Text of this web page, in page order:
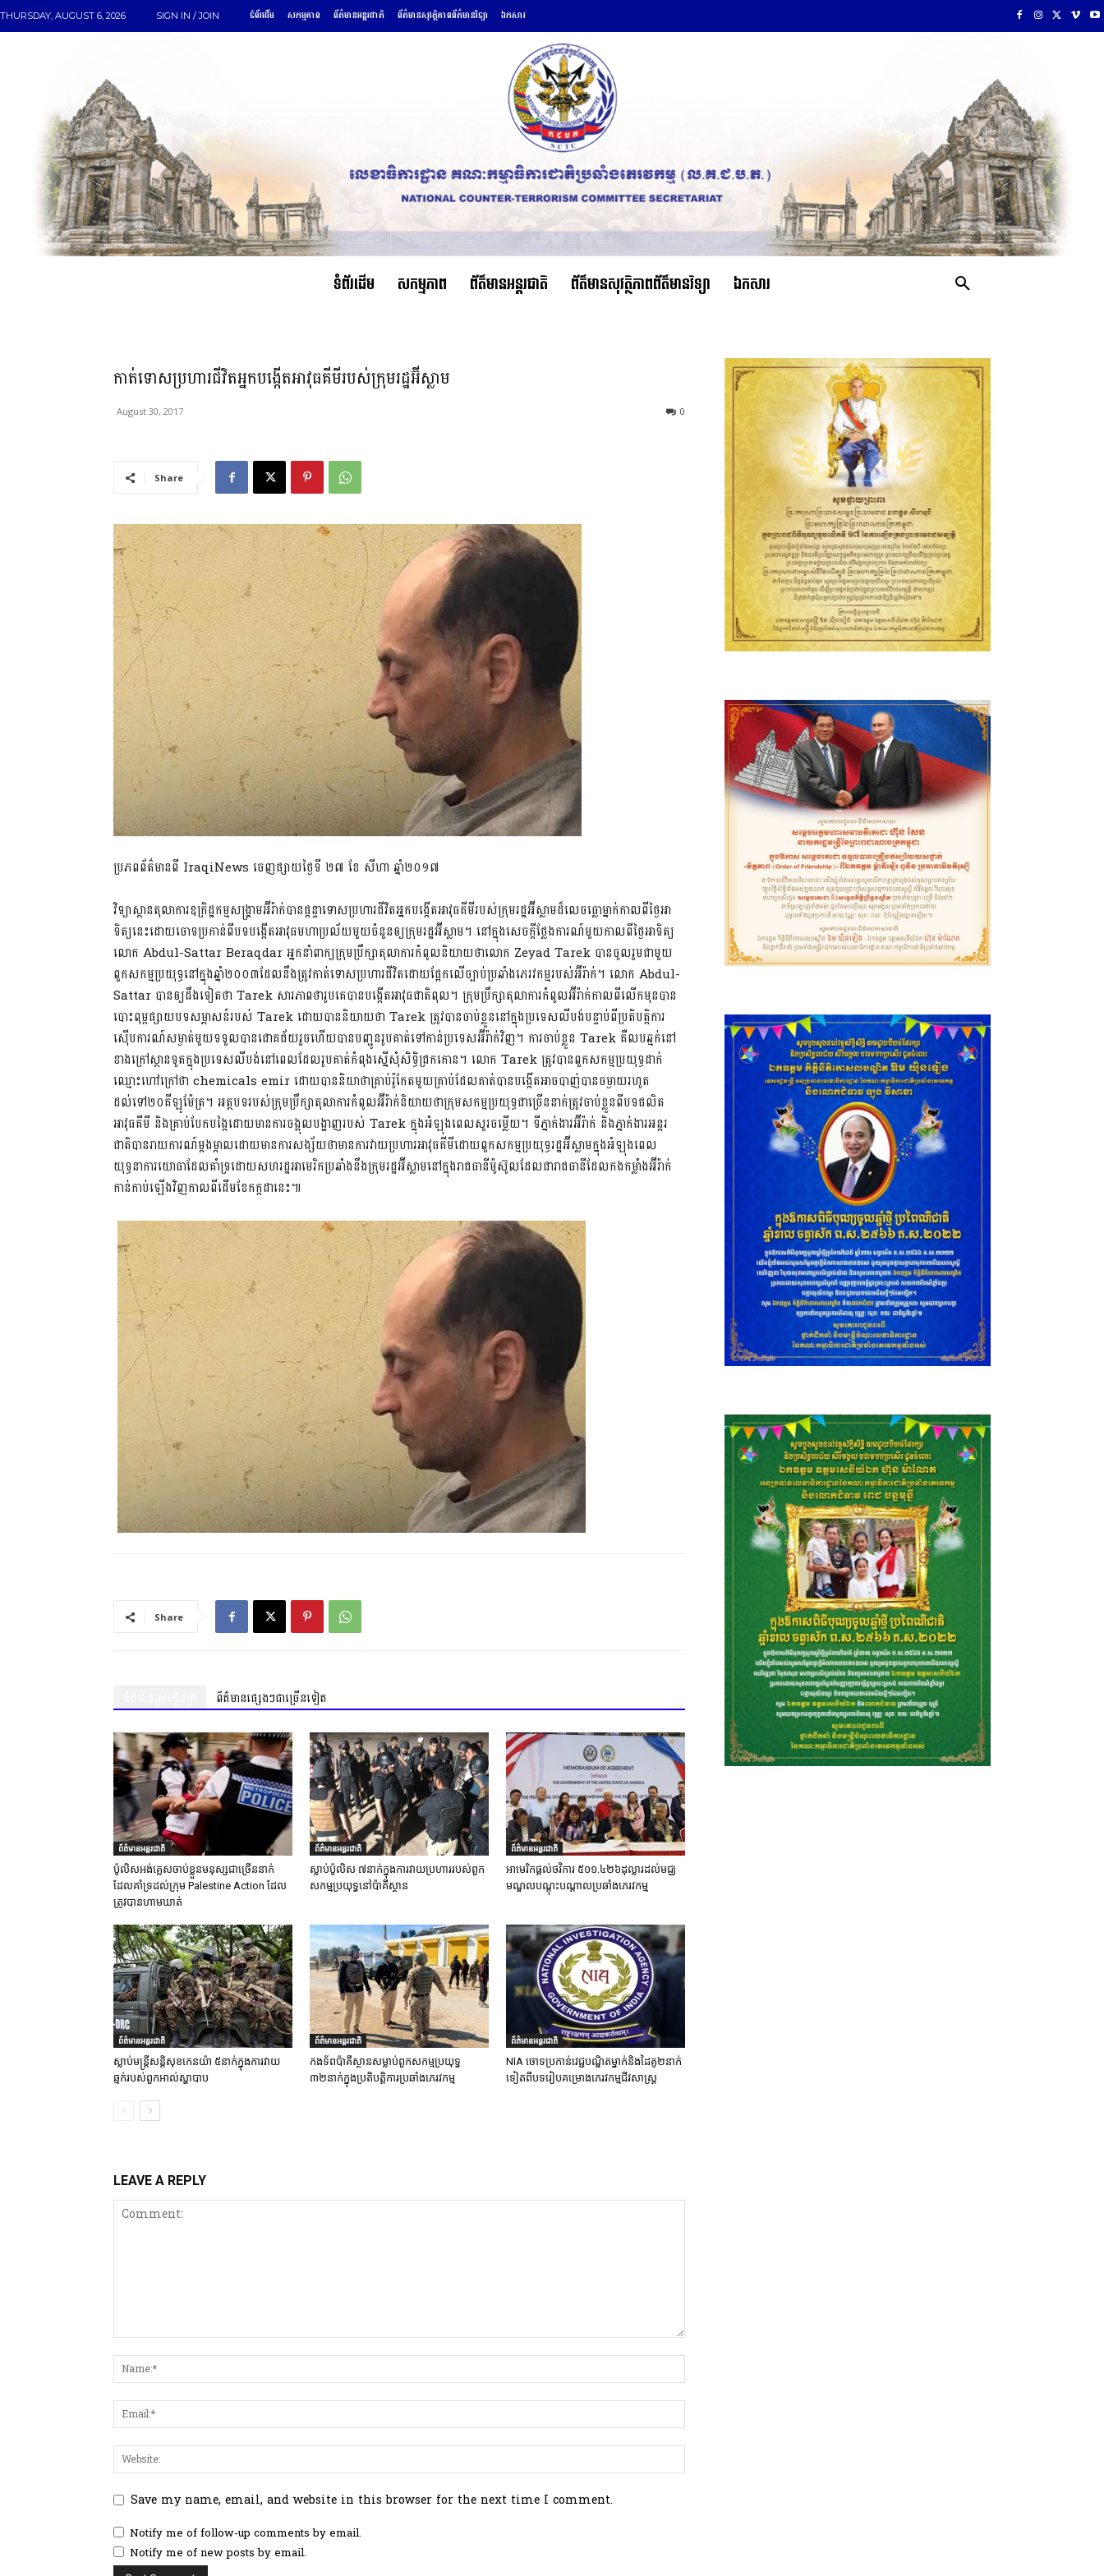
THURSDAY, AUGUST 6, 2026 SIGN IN / JOIN ទំព័រដើម សកម្មភាព ព័ត៌មានអន្តរជាតិ ព័ត៌មានសុវត្ថិភាពព័ត៌មានវិទ្យា ឯកសារ
ទំព័រដើម សកម្មភាព ព័ត៌មានអន្តរជាតិ ព័ត៌មានសុវត្ថិភាពព័ត៌មានវិទ្យា ឯកសារ
កាត់ទោសប្រហារជីវិតអ្នកបង្កើតអាវុធគីមីរបស់ក្រុមរដ្ឋអ៊ីស្លាម
August 30, 2017 0
Share
ប្រភពព័ត៌មានពី IraqiNews ចេញផ្សាយថ្ងៃទី ២៧ ខែ សីហា ឆ្នាំ២០១៧
វិទ្យាស្ថានតុលាការឧក្រិដ្ឋកម្មសង្គ្រាមអ៊ីរ៉ាក់បានផ្តន្ទាទោសប្រហារជីវិតអ្នកបង្កើតអាវុធគីមីរបស់ក្រុមរដ្ឋអ៊ីស្លាមដ៏លេចធ្លោម្នាក់កាលពីថ្ងៃអា
ទិត្យនេះដោយចោទប្រកាន់ពីបទបង្កើតអាវុធមហាប្រល័យមួយចំនួនឲ្យក្រុមរដ្ឋអ៊ីស្លាម។ នៅក្នុងសេចក្តីថ្លែងការណ៍មួយកាលពីថ្ងៃអាទិត្យ
លោក Abdul-Sattar Beraqdar អ្នកនាំពាក្យក្រុមប្រឹក្សាតុលាការកំពូលនិយាយថាលោក Zeyad Tarek បានចូលរួមជាមួយ
ពួកសកម្មប្រយុទ្ធនៅក្នុងឆ្នាំ២០០៣ដែលនឹងត្រូវកាត់ទោសប្រហារជីវិតដោយផ្អែកលើច្បាប់ប្រឆាំងភេរវកម្មរបស់អ៊ីរ៉ាក់។ លោក Abdul-
Sattar បានឲ្យដឹងទៀតថា Tarek សារភាពថារូបគេបានបង្កើតអាវុធជាតិពុល។ ក្រុមប្រឹក្សាតុលាការកំពូលអ៊ីរ៉ាក់កាលពីលើកមុនបាន
បោះពុម្ពផ្សាយបទសម្ភាសន៍របស់ Tarek ដោយបាននិយាយថា Tarek ត្រូវបានចាប់ខ្លួននៅក្នុងប្រទេសលីបង់បន្ទាប់ពីប្រតិបត្តិការ
ស៊ើបការណ៍សម្ងាត់មួយទទួលបានជោគជ័យរួចហើយបានបញ្ជូនរូបគាត់ទៅកាន់ប្រទេសអ៊ីរ៉ាក់វិញ។ ការចាប់ខ្លួន Tarek គឺលបឆ្មក់នៅ
ខាងក្រៅស្ថានទូតក្នុងប្រទេសលីបង់នៅពេលដែលរូបគាត់កំពុងស្នើសុំសិទ្ធិជ្រកកោន។ លោក Tarek ត្រូវបានពួកសកម្មប្រយុទ្ធដាក់
ឈ្មោះហៅក្រៅថា chemicals emir ដោយបាននិយាថាគ្រាប់រ៉ូកែតមួយគ្រាប់ដែលគាត់បានបង្កើតអាចបាញ់បានចម្ងាយរហូត
ដល់ទៅ២០គីឡូម៉ែត្រ។ អត្ថបទរបស់ក្រុមប្រឹក្សាតុលាការកំពូលអ៊ីរ៉ាក់និយាយថាក្រុមសកម្មប្រយុទ្ធជាច្រើននាក់ត្រូវចាប់ខ្លួនពីបទផលិត
អាវុធគីមី និងគ្រាប់បែកបង្កៃដោយមានការចង្អុលបង្ហាញរបស់ Tarek ក្នុងអំឡុងពេលសួរចម្លើយ។ ទីភ្នាក់ងារអ៊ីរ៉ាក់ និងភ្នាក់ងារអន្ដរ
ជាតិបានរាយការណ៍ម្តងម្កាលដោយមានការសង្ស័យថាមានការវាយប្រហារអាវុធគីមីដោយពួកសកម្មប្រយុទ្ធរដ្ឋអ៊ីស្លាមក្នុងអំឡុងពេល
យុទ្ធនាការយោធាដែលគាំទ្រដោយសហរដ្ឋអាមេរិកប្រឆាំងនឹងក្រុមរដ្ឋអ៊ីស្លាមនៅក្នុងរាជធានីម៉ូស៊ូលដែលជារាជធានីដែលកងកម្លាំងអ៊ីរ៉ាក់
កាន់កាប់ឡើងវិញកាលពីដើមខែកក្កដានេះ៕
Share
ព័ត៌មានផ្សេងៗជាច្រើនទៀត
ព័ត៌មានអន្តរជាតិ
ប៉ូលិសអង់គ្លេសចាប់ខ្លួនមនុស្សជាច្រើននាក់
ដែលគាំទ្រដល់ក្រុម Palestine Action ដែល
ត្រូវបានហាមឃាត់
ព័ត៌មានអន្តរជាតិ
ស្លាប់ប៉ូលិស ៧នាក់ក្នុងការវាយប្រហាររបស់ពួក
សកម្មប្រយុទ្ធនៅប៉ាគីស្ថាន
ព័ត៌មានអន្តរជាតិ
អាមេរិកផ្តល់ថវិការ ៥០១.៤២៦ដុល្លារដល់មជ្ឈ
មណ្ឌលបណ្តុះបណ្តាលប្រឆាំងភេរវកម្ម
ព័ត៌មានអន្តរជាតិ
ស្លាប់មន្ត្រីសន្តិសុខកេនយ៉ា ៥នាក់ក្នុងការវាយ
ឆ្មក់របស់ពួកអាល់ស្ហាបាប
ព័ត៌មានអន្តរជាតិ
កងទ័ពប៉ាគីស្ថានសម្លាប់ពួកសកម្មប្រយុទ្ធ
៣២នាក់ក្នុងប្រតិបត្តិការប្រឆាំងភេរវកម្ម
ព័ត៌មានអន្តរជាតិ
NIA ចោទប្រកាន់វេជ្ជបណ្ឌិតម្នាក់និងដៃគូ២នាក់
ទៀតពីបទរៀបគម្រោងភេរវកម្មជីវសាស្ត្រ
LEAVE A REPLY
Save my name, email, and website in this browser for the next time I comment.
Notify me of follow-up comments by email.
Notify me of new posts by email.